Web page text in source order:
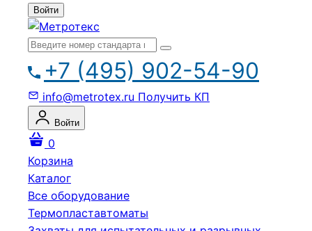
Войти
+7 (495) 902-54-90
info@metrotex.ru Получить КП
Войти
0
Корзина
Каталог
Все оборудование
Термопластавтоматы